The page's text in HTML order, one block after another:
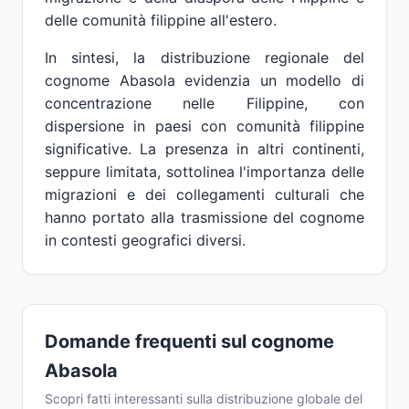
delle comunità filippine all'estero.
In sintesi, la distribuzione regionale del
cognome Abasola evidenzia un modello di
concentrazione nelle Filippine, con
dispersione in paesi con comunità filippine
significative. La presenza in altri continenti,
seppure limitata, sottolinea l'importanza delle
migrazioni e dei collegamenti culturali che
hanno portato alla trasmissione del cognome
in contesti geografici diversi.
Domande frequenti sul cognome
Abasola
Scopri fatti interessanti sulla distribuzione globale del